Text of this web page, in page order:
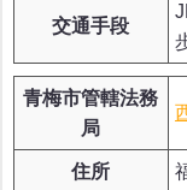
交通手段
青梅市管轄法務
局
住所